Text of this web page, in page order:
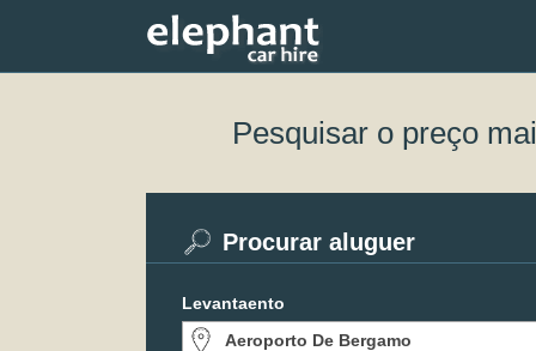
Pesquisar o preço
Procurar aluguer
Levantaento